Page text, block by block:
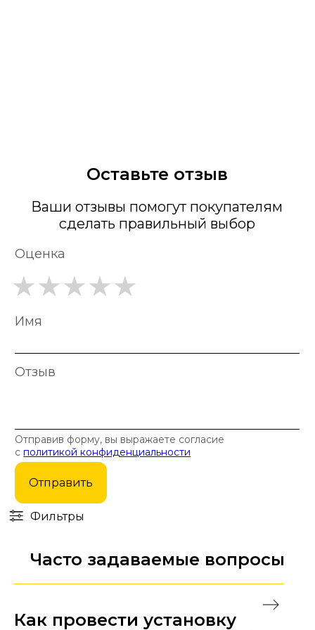
Оставьте отзыв
Ваши отзывы помогут покупателям
сделать правильный выбор
Оценка
Имя
Отзыв
Отправив форму, вы выражаете согласие
сполитикой конфиденциальности
Отправить
Фильтры
Часто задаваемые вопросы
Как провести установку